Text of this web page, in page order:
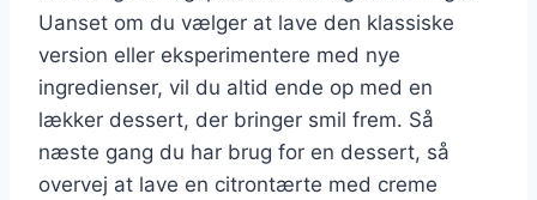
Uanset om du vælger at lave den klassiske
version eller eksperimentere med nye
ingredienser, vil du altid ende op med en
lækker dessert, der bringer smil frem. Så
næste gang du har brug for en dessert, så
overvej at lave en citrontærte med creme